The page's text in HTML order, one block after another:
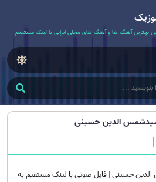
بهترین آهنگ ها و آهنگ های محلی ایرانی با لینک مستقیم
سیدشمس الدین حسینی
حسینی | فایل صوتی با لینک مستقیم به